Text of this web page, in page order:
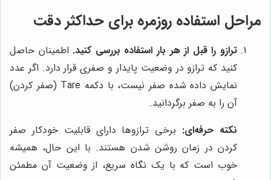
مراحل استفاده روزمره برای حداکثر دقت
ترازو را قبل از هر بار استفاده بررسی کنید. اطمینان حاصل
کنید که ترازو در وضعیت پایدار و صفری قرار دارد. اگر عدد
نمایش داده شده صفر نیست، با دکمه Tare (صفر کردن)
آن را به صفر برگردانید.
نکته حرفه‌ای: برخی ترازوها دارای قابلیت خودکار صفر
کردن در زمان روشن شدن هستند. با این حال، همیشه
خوب است که با یک نگاه سریع، از وضعیت آن مطمئن